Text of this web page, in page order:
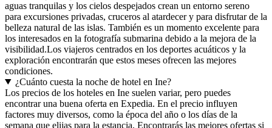
aguas tranquilas y los cielos despejados crean un entorno sereno
para excursiones privadas, cruceros al atardecer y para disfrutar de la
belleza natural de las islas. También es un momento excelente para
los interesados en la fotografía submarina debido a la mejora de la
visibilidad.Los viajeros centrados en los deportes acuáticos y la
exploración encontrarán que estos meses ofrecen las mejores
condiciones.
¿Cuánto cuesta la noche de hotel en Ine?
Los precios de los hoteles en Ine suelen variar, pero puedes
encontrar una buena oferta en Expedia. En el precio influyen
factores muy diversos, como la época del año o los días de la
semana que elijas para la estancia. Encontrarás las mejores ofertas si